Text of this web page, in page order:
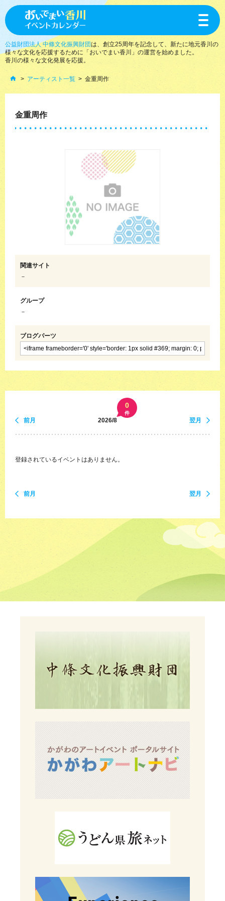
toggle
公益財団法人 中條文化振興財団は、創立25周年を記念して、新たに地元香川の
様々な文化を応援するために「おいでまい香川」の運営を始めました。
香川の様々な文化発展を応援。
アーティスト一覧 金重周作
金重周作
関連サイト
－
グループ
－
ブログパーツ
前月 2026/8
0
件
翌月
登録されているイベントはありません。
前月 翌月